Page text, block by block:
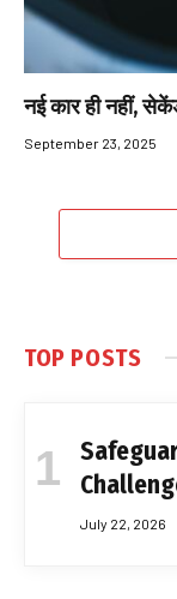
नई कार ही नहीं,
September 23, 2025
TOP POSTS
July 22, 2026